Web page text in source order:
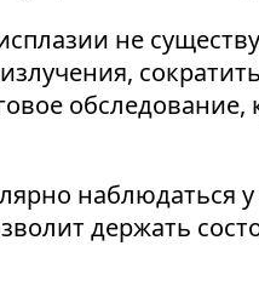
не
наблюдаться
держать